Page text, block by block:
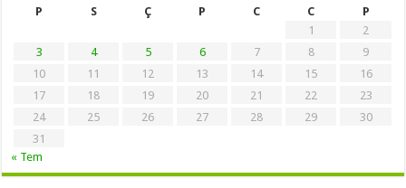
P
S Ç P C C
P
1
2
3
4 5 6 7 8
9
10
11 12 13 14 15
16
17
18 19 20 21 22
23
24
25 26 27 28 29
30
31
« Tem